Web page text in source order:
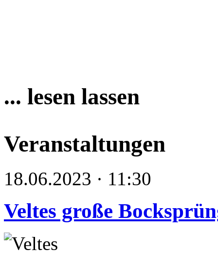
... lesen lassen
Veranstaltungen
18.06.2023 · 11:30
Veltes große